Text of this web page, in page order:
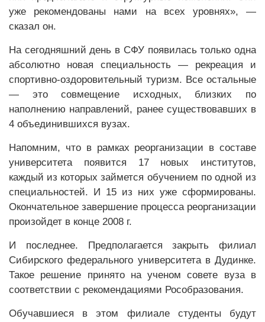
уже рекомендованы нами на всех уровнях», —
сказал он.
На сегодняшний день в СФУ появилась только одна
абсолютно новая специальность — рекреация и
спортивно-оздоровительный туризм. Все остальные
— это совмещение исходных, близких по
наполнению направлений, ранее существовавших в
4 объединившихся вузах.
Напомним, что в рамках реорганизации в составе
университета появится 17 новых институтов,
каждый из которых займется обучением по одной из
специальностей. И 15 из них уже сформированы.
Окончательное завершение процесса реорганизации
произойдет в конце 2008 г.
И последнее. Предполагается закрыть филиал
Сибирского федерального университета в Дудинке.
Такое решение принято на ученом совете вуза в
соответствии с рекомендациями Рособразования.
Обучавшиеся в этом филиале студенты будут